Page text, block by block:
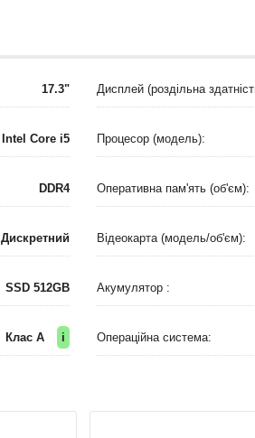
17.3" Дисплей (роздільна
Intel Core i5 Процесор (модель):
DDR4 Оперативна пам'ять (об'єм):
Дискретний Відеокарта (модель/об'єм):
SSD 512GB Акумулятор :
Клас A i Операційна система: